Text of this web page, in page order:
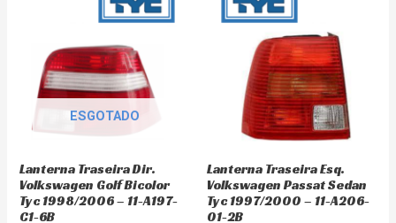
ESGOTADO
Lanterna Traseira Dir.
Volkswagen Golf Bicolor
Tyc 1998/2006 – 11-A197-
C1-6B
Lanterna Traseira Esq.
Volkswagen Passat Sedan
Tyc 1997/2000 – 11-A206-
01-2B